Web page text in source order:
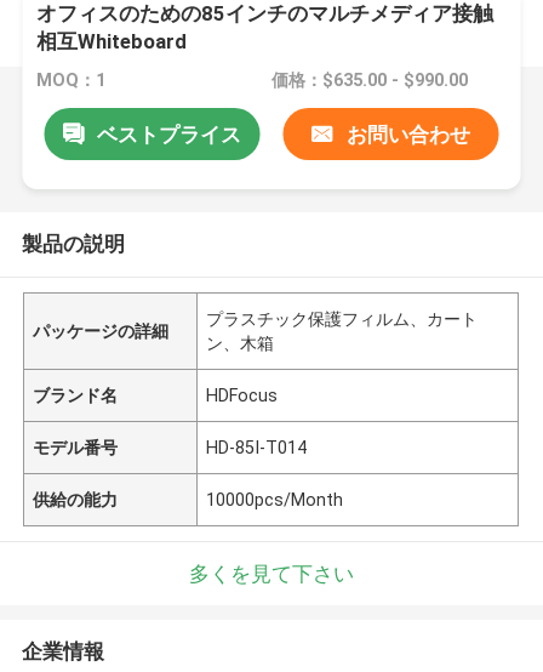
オフィスのための85インチのマルチメディア接触
相互Whiteboard
MOQ：1 価格：$635.00 - $990.00
ベストプライス お問い合わせ
製品の説明
パッケージの詳細
プラスチック保護フィルム、カート
ン、木箱
ブランド名 HDFocus
モデル番号 HD-85I-T014
供給の能力 10000pcs/Month
多くを見て下さい
企業情報